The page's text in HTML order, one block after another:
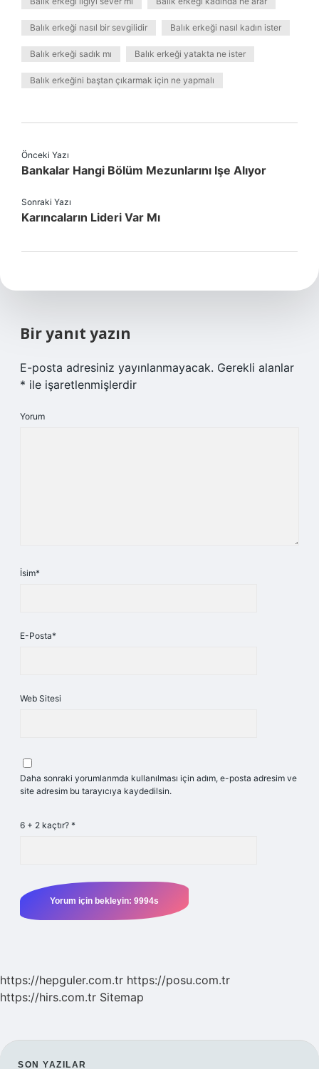
Balık erkeği nasıl bir sevgilidir Balık erkeği nasıl kadın ister
Balık erkeği sadık mı Balık erkeği yatakta ne ister
Balık erkeğini baştan çıkarmak için ne yapmalı
Önceki Yazı
Bankalar Hangi Bölüm Mezunlarını Işe Alıyor
Sonraki Yazı
Karıncaların Lideri Var Mı
Bir yanıt yazın
E-posta adresiniz yayınlanmayacak. Gerekli alanlar
* ile işaretlenmişlerdir
Yorum
İsim*
E-Posta*
Web Sitesi
Daha sonraki yorumlarımda kullanılması için adım, e-posta adresim ve
site adresim bu tarayıcıya kaydedilsin.
6 + 2 kaçtır? *
https://hepguler.com.tr https://posu.com.tr
https://hirs.com.tr Sitemap
SON YAZILAR